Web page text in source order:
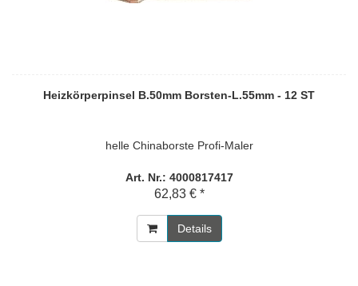
Heizkörperpinsel B.50mm Borsten-L.55mm - 12 ST
helle Chinaborste Profi-Maler
Art. Nr.: 4000817417
62,83 € *
Details